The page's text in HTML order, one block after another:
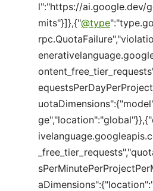
l":"https://ai.google.dev/
mits"}]},{"@type